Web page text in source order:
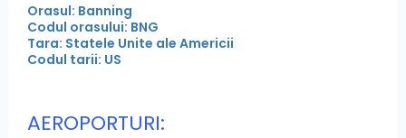
Orasul: Banning
Codul orasului: BNG
Tara: Statele Unite ale Americii
Codul tarii: US
AEROPORTURI: